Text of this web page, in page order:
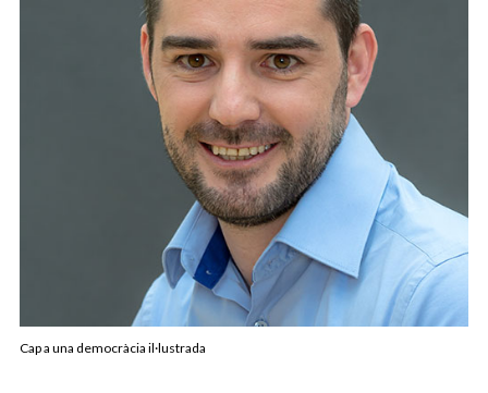
Cap a una democràcia il·lustrada